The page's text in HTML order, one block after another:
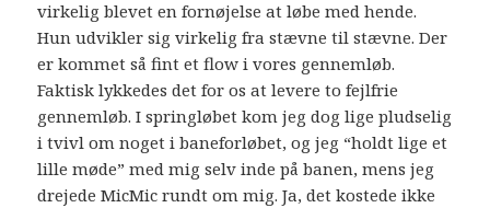
virkelig blevet en fornøjelse at løbe med hende.
Hun udvikler sig virkelig fra stævne til stævne. Der
er kommet så fint et flow i vores gennemløb.
Faktisk lykkedes det for os at levere to fejlfrie
gennemløb. I springløbet kom jeg dog lige pludselig
i tvivl om noget i baneforløbet, og jeg “holdt lige et
lille møde” med mig selv inde på banen, mens jeg
drejede MicMic rundt om mig. Ja, det kostede ikke